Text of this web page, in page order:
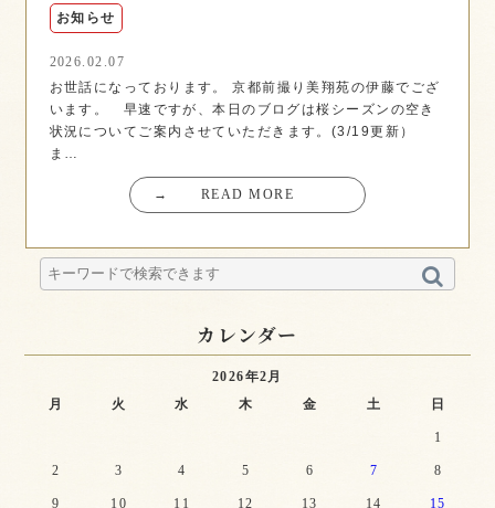
お知らせ
2026.02.07
お世話になっております。 京都前撮り美翔苑の伊藤でござ
います。 早速ですが、本日のブログは桜シーズンの空き
状況についてご案内させていただきます。(3/19更新）
ま…
→ READ MORE
カレンダー
2026年2月
月
火 水 木 金 土 日
1
2 3 4 5 6 7 8
9 10 11 12 13 14 15